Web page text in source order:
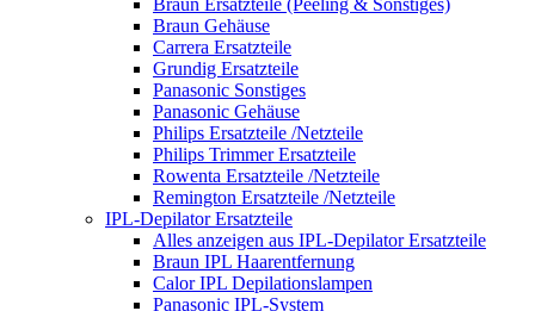
Braun Ersatzteile (Peeling & Sonstiges)
Braun Gehäuse
Carrera Ersatzteile
Grundig Ersatzteile
Panasonic Sonstiges
Panasonic Gehäuse
Philips Ersatzteile /Netzteile
Philips Trimmer Ersatzteile
Rowenta Ersatzteile /Netzteile
Remington Ersatzteile /Netzteile
IPL-Depilator Ersatzteile
Alles anzeigen aus IPL-Depilator Ersatzteile
Braun IPL Haarentfernung
Calor IPL Depilationslampen
Panasonic IPL-System